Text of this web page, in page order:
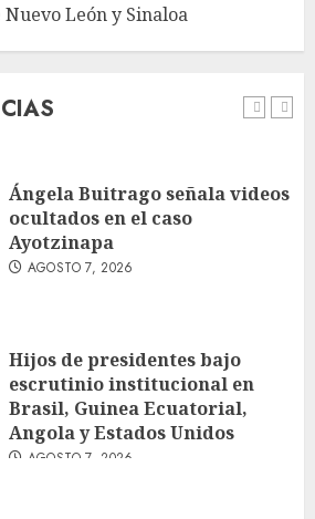
León y Sinaloa
Charlotte FC vs Atlas: Fecha,
AGOSTO 7, 2026
Ángela Buitrago señala videos
ocultados en el caso
Ayotzinapa
AGOSTO 7, 2026
Hijos de presidentes bajo
escrutinio institucional en
Brasil, Guinea Ecuatorial,
Angola y Estados Unidos
AGOSTO 7, 2026